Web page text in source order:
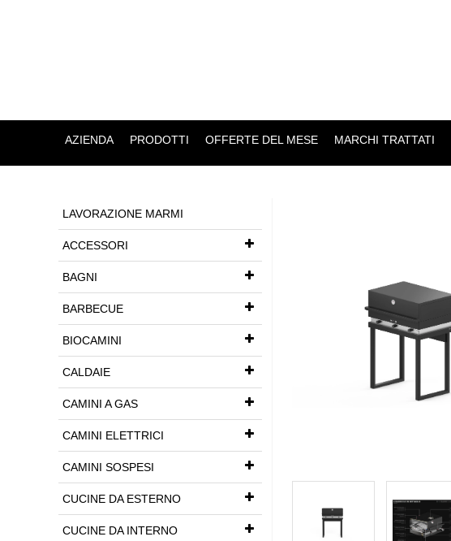
AZIENDA PRODOTTI OFFERTE DEL MESE MARCHI TRATTATI
LAVORAZIONE MARMI
ACCESSORI
BAGNI
BARBECUE
BIOCAMINI
CALDAIE
CAMINI A GAS
CAMINI ELETTRICI
CAMINI SOSPESI
CUCINE DA ESTERNO
CUCINE DA INTERNO